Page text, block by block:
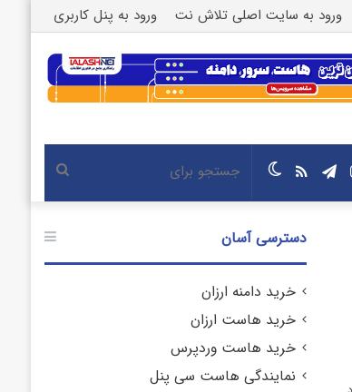
ورود به سایت اصلی تلاش نت ورود به پنل کاربری
جستجو تغییر
پوسته
خوراکتلگرام
اینستاگرام
دسترسی آسان
خرید دامنه ارزان
خرید هاست ارزان
خرید هاست وردپرس
نمایندگی هاست سی پنل